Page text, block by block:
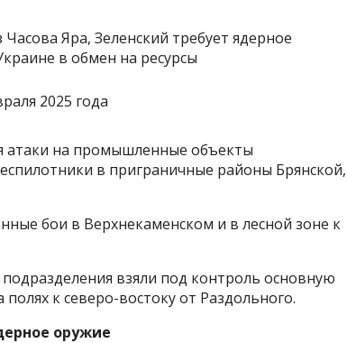
2025 года
атаки на промышленные объекты
в приграничные районы Брянской,
бои в Верхнекаменском и в лесной зоне к
взяли под контроль основную
к северо-востоку от Раздольного.
оружие